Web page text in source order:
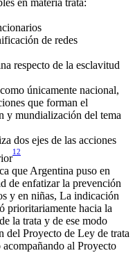
en materia trata:
de redes
respecto de la esclavitud
únicamente nacional,
que forman el
y mundialización del tema
dos ejes de las acciones
12
que Argentina puso en
de enfatizar la prevención
y en niñas, La indicación
prioritariamente hacia la
la trata y de ese modo
del Proyecto de Ley de trata
al Proyecto